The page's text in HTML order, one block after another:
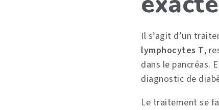
Il s’agit d’un
lymphocytes T,
dans le pancréas.
diagnostic de
Le traitement se